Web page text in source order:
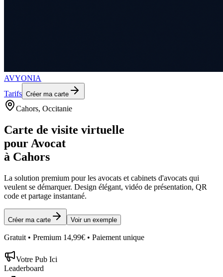
AVYONIA
Tarifs Créer ma carte
Cahors, Occitanie
Carte de visite virtuelle
pour Avocat
à Cahors
La solution premium pour les avocats et cabinets d'avocats qui
veulent se démarquer. Design élégant, vidéo de présentation, QR
code et partage instantané.
Créer ma carte Voir un exemple
Gratuit • Premium 14,99€ • Paiement unique
Votre Pub Ici
Leaderboard